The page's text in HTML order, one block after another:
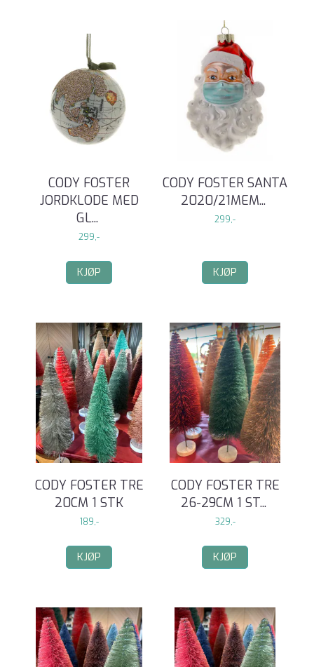
CODY FOSTER
JORDKLODE MED
GL...
299,-
KJØP
CODY FOSTER SANTA
2020/21MEM...
299,-
KJØP
CODY FOSTER TRE
20CM 1 STK
189,-
KJØP
CODY FOSTER TRE
26-29CM 1 ST...
329,-
KJØP